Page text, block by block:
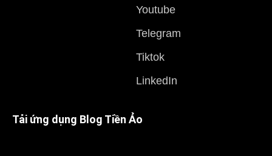
Youtube
Telegram
Tiktok
LinkedIn
Tải ứng dụng Blog Tiền Ảo